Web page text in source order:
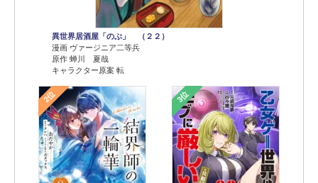
異世界居酒屋「のぶ」 （２２）
漫画 ヴァージニア二等兵
原作 蝉川 夏哉
キャラクター原案 転
2位 3位